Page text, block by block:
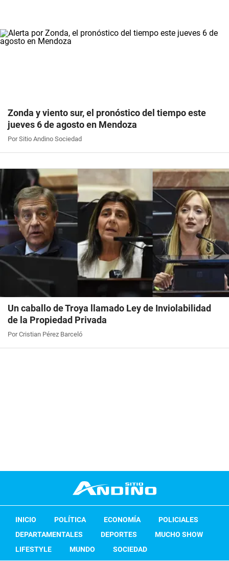
Zonda y viento sur, el pronóstico del tiempo este
jueves 6 de agosto en Mendoza
Por Sitio Andino Sociedad
Un caballo de Troya llamado Ley de Inviolabilidad
de la Propiedad Privada
Por Cristian Pérez Barceló
INICIO POLÍTICA ECONOMÍA
POLICIALES
DEPARTAMENTALES
DEPORTES
MUCHO SHOW
LIFESTYLE
MUNDO SOCIEDAD